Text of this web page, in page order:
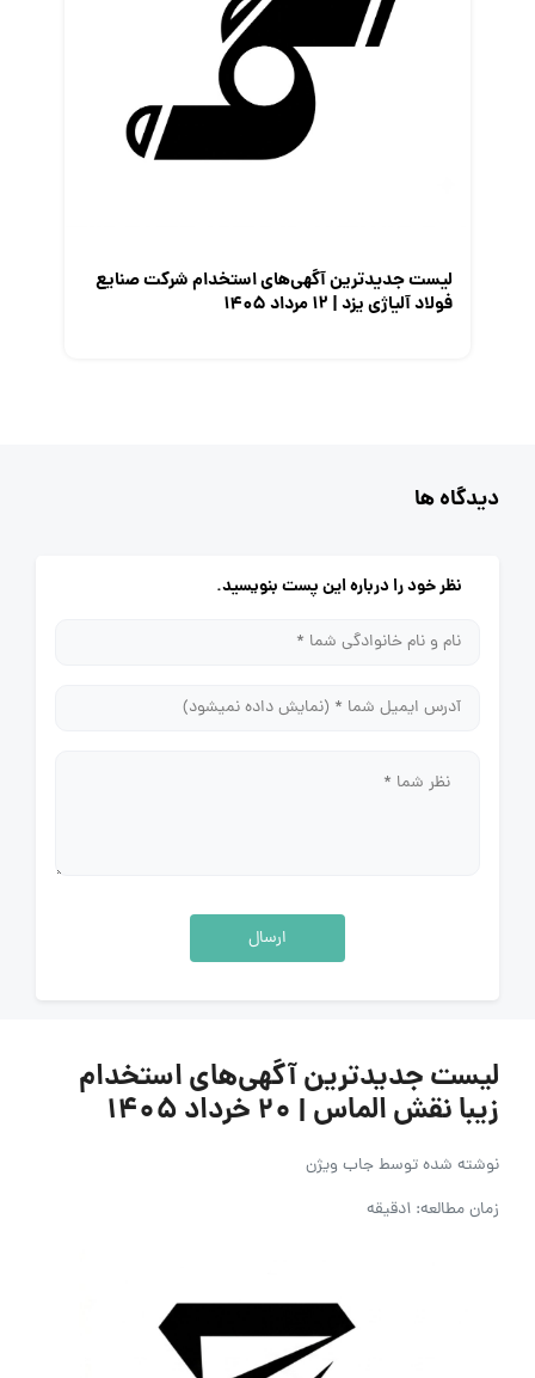
لیست جدیدترین آگهی‌های استخدام شرکت صنایع
فولاد آلیاژی یزد | ۱۲ مرداد ۱۴۰۵
دیدگاه ها
نظر خود را درباره این پست بنویسید.
ارسال
لیست جدیدترین آگهی‌های استخدام
زیبا نقش الماس | ۲۰ خرداد ۱۴۰۵
نوشته شده توسطجاب ویژن
زمان مطالعه: 1دقیقه